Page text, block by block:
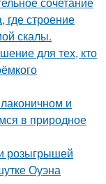
где строение
скалы.
для тех, кто
и
в природное
розыгрышей
Оуэна